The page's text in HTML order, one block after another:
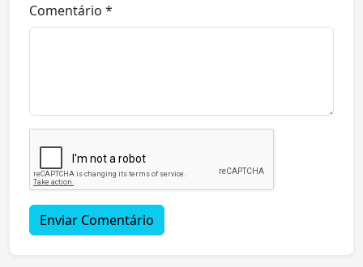
Comentário *
Enviar Comentário